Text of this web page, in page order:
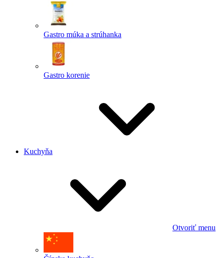
Gastro múka a strúhanka
Gastro korenie
Kuchyňa
Otvoriť menu